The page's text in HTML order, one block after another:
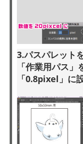
3.パスパレット
「作業用パス
「0.8pixel」に